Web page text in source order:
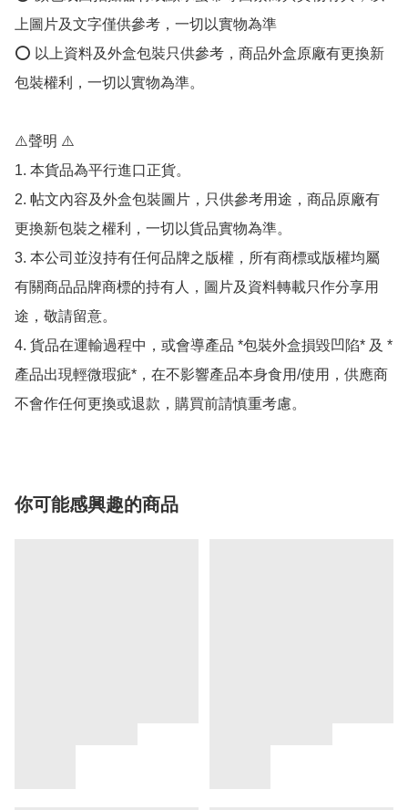
上圖片及文字僅供參考，一切以實物為準
⭕️ 以上資料及外盒包裝只供參考，商品外盒原廠有更換新
包裝權利，一切以實物為準。
⚠️聲明 ⚠️
1. 本貨品為平行進口正貨。
2. 帖文內容及外盒包裝圖片，只供參考用途，商品原廠有
更換新包裝之權利，一切以貨品實物為準。
3. 本公司並沒持有任何品牌之版權，所有商標或版權均屬
有關商品品牌商標的持有人，圖片及資料轉載只作分享用
途，敬請留意。
4. 貨品在運輸過程中，或會導產品 *包裝外盒損毀凹陷* 及 *
產品出現輕微瑕疵*，在不影響產品本身食用/使用，供應商
不會作任何更換或退款，購買前請慎重考慮。
你可能感興趣的商品